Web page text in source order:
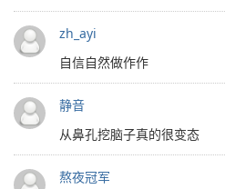
zh_ayi
自信自然做作作
静音
从鼻孔挖脑子真的很变态
熬夜冠军